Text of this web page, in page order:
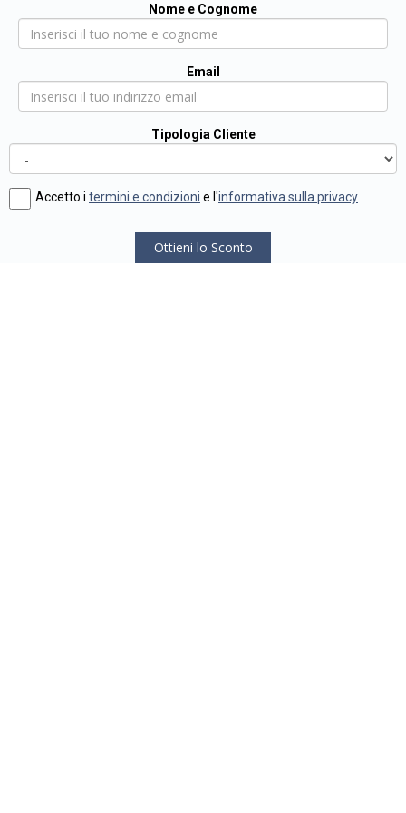
Nome e Cognome
Email
Tipologia Cliente
Accetto i termini e condizioni e l'informativa sulla privacy
Ottieni lo Sconto